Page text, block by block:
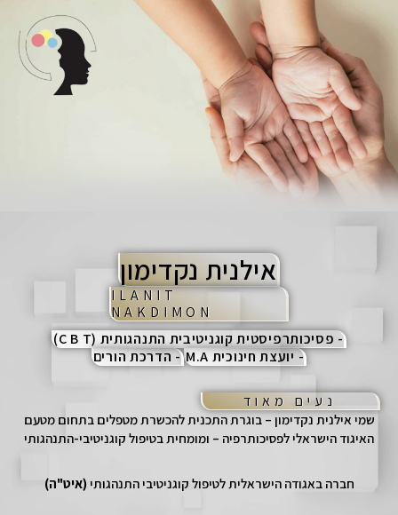
אילנית נקדימון
ILANIT
NAKDIMON
- פסיכותרפיסטית קוגניטיבית התנהגותית (C B T)
- יועצת חינוכית M.A
- הדרכת הורים
נעים מאוד
שמי אילנית נקדימון – בוגרת התכנית להכשרת מטפלים בתחום מטעם
האיגוד הישראלי לפסיכותרפיה – ומומחית בטיפול קוגניטיבי-התנהגותי
חברה באגודה הישראלית לטיפול קוגניטיבי התנהגותי (איט"ה)